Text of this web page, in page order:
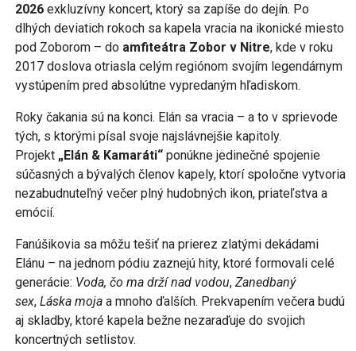
2026 exkluzívny koncert, ktorý sa zapíše do dejín. Po
dlhých deviatich rokoch sa kapela vracia na ikonické miesto
pod Zoborom – do amfiteátra Zobor v Nitre, kde v roku
2017 doslova otriasla celým regiónom svojím legendárnym
vystúpením pred absolútne vypredaným hľadiskom.
Roky čakania sú na konci. Elán sa vracia – a to v sprievode
tých, s ktorými písal svoje najslávnejšie kapitoly.
Projekt „Elán & Kamaráti“ ponúkne jedinečné spojenie
súčasných a bývalých členov kapely, ktorí spoločne vytvoria
nezabudnuteľný večer plný hudobných ikon, priateľstva a
emócií.
Fanúšikovia sa môžu tešiť na prierez zlatými dekádami
Elánu – na jednom pódiu zaznejú hity, ktoré formovali celé
generácie: Voda, čo ma drží nad vodou, Zanedbaný
sex, Láska moja a mnoho ďalších. Prekvapením večera budú
aj skladby, ktoré kapela bežne nezaraďuje do svojich
koncertných setlistov.